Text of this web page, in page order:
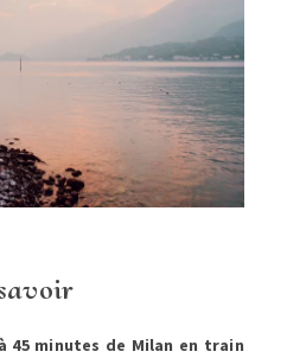
45 minutes de Milan en train